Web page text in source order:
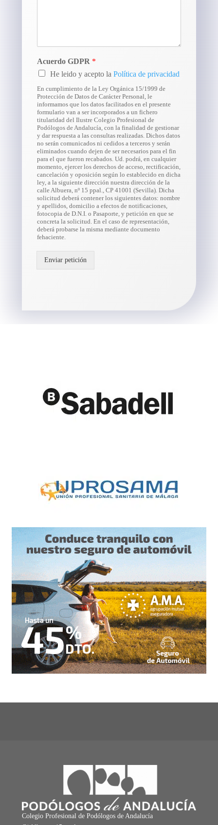
Acuerdo GDPR *
He leido y acepto la Política de privacidad
En cumplimiento de la Ley Orgánica 15/1999 de
Protección de Datos de Carácter Personal, le
informamos que los datos facilitados en el presente
formulario van a ser incorporados a un fichero
titularidad del Ilustre Colegio Profesional de
Podólogos de Andalucía, con la finalidad de gestionar
y dar respuesta a las consultas realizadas. Dichos datos
no serán comunicados ni cedidos a terceros y serán
eliminados cuando dejen de ser necesarios para el fin
para el que fueron recabados. Ud. podrá, en cualquier
momento, ejercer los derechos de acceso, rectificación,
cancelación y oposición según lo establecido en dicha
ley, a la siguiente dirección nuestra dirección de la
calle Albuera, nº 15 ppal., CP 41001 (Sevilla). Dicha
solicitud deberá contener los siguientes datos: nombre
y apellidos, domicilio a efectos de notificaciones,
fotocopia de D.N.I. o Pasaporte, y petición en que se
concreta la solicitud. En el caso de representación,
deberá probarse la misma mediante documento
fehaciente.
Enviar petición
Colegio Profesional de Podólogos de Andalucía